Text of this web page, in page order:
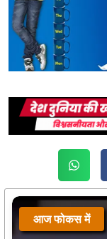
आज फोकस में